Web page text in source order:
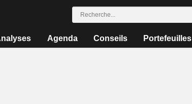
Agenda Conseils Portefeuilles